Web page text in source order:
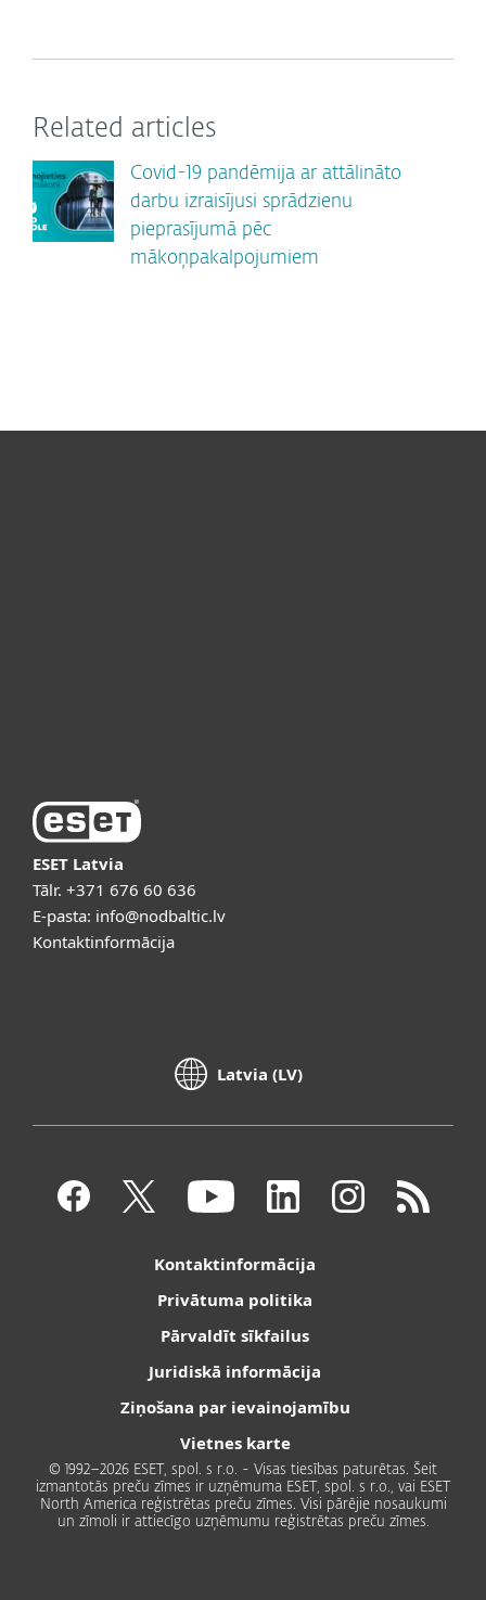
Related articles
Covid-19 pandēmija ar attālināto
darbu izraisījusi sprādzienu
pieprasījumā pēc
mākoņpakalpojumiem
ESET Latvia
Tālr. +371 676 60 636
E-pasta: info@nodbaltic.lv
Kontaktinformācija
Latvia (LV)
Kontaktinformācija
Privātuma politika
Pārvaldīt sīkfailus
Juridiskā informācija
Ziņošana par ievainojamību
Vietnes karte
© 1992–2026 ESET, spol. s r.o. - Visas tiesības paturētas. Šeit
izmantotās preču zīmes ir uzņēmuma ESET, spol. s r.o., vai ESET
North America reģistrētas preču zīmes. Visi pārējie nosaukumi
un zīmoli ir attiecīgo uzņēmumu reģistrētas preču zīmes.